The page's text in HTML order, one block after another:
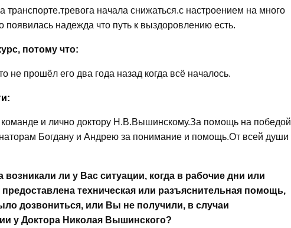
транспорте.тревога начала снижаться.с настроением на много
появилась надежда что путь к выздоровлению есть.
потому что:
не прошёл его два года назад когда всё началось.
команде и лично доктору Н.В.Вышинскому.За помощь на победой
Богдану и Андрею за понимание и помощь.От всей души
ли у Вас ситуации, когда в рабочие дни или
техническая или разъяснительная помощь,
дозвониться, или Вы не получили, в случаи
у Доктора Николая Вышинского?